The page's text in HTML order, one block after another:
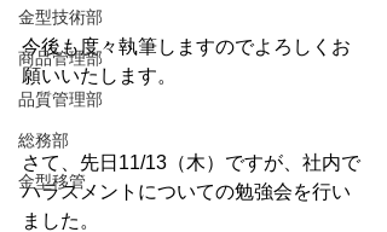
金型技術部
商品管理部
品質管理部
総務部
金型移管
今後も度々執筆しますのでよろしくお
願いいたします。
さて、先日11/13（木）ですが、社内で
ハラスメントについての勉強会を行い
ました。